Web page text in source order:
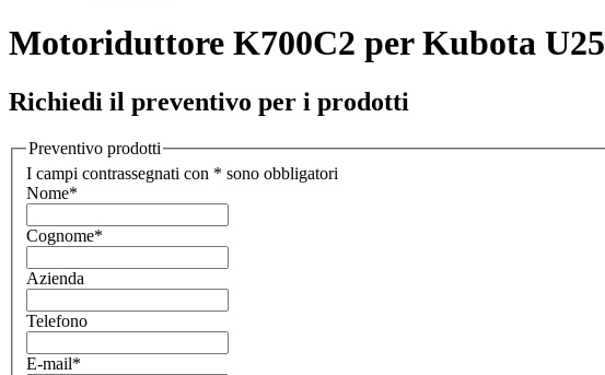
Motoriduttore K700C2 per Kubota U25
Richiedi il preventivo per i prodotti
Preventivo prodotti
I campi contrassegnati con * sono obbligatori
Nome*
Cognome*
Azienda
Telefono
E-mail*